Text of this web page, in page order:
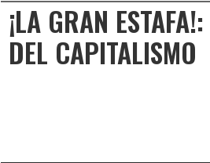
¡LA GRAN
DEL CAPITALISMO